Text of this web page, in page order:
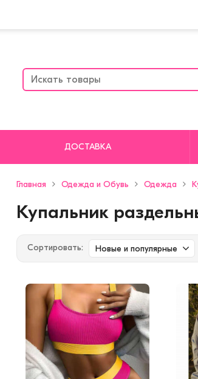
ДОСТАВКА
Главная Одежда и Обувь Одежда
Купальник
Сортировать: Новые и популярные